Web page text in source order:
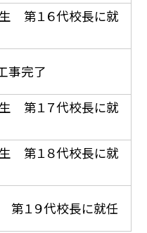
第１６代校長に就
事完了
第１７代校長に就
第１８代校長に就
１９代校長に就任